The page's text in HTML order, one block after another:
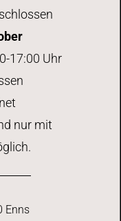
17:00 Uhr
nur mit
Enns